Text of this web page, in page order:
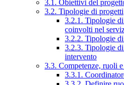
3.1. Obiettivi del
3.2. Tipologie di progetti
3.2.1. Tipologie
coinvolti nel
3.2.2. Tipologie
3.2.3. Tipologie
intervento
3.3. Competenze, ruoli
3.3.1.